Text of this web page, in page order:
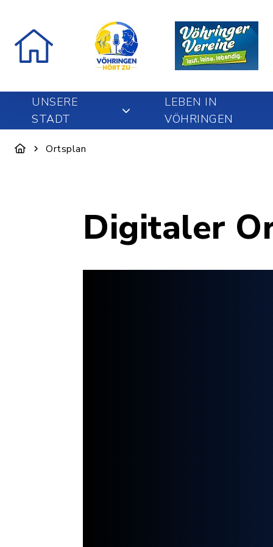
UNSERE
STADT
LEBEN IN
VÖHRINGEN
Ortsplan
Digitaler